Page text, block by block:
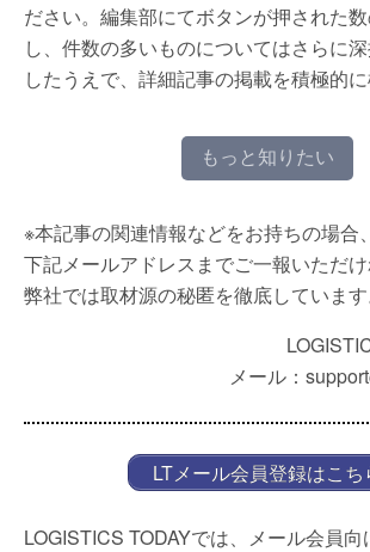
ださい。編集部にてボタンが押された
し、件数の多いものについてはさらに
したうえで、詳細記事の掲載を積極的に
もっと知りたい
※本記事の関連情報などをお持ちの場合
下記メールアドレスまでご一報いただけ
弊社では取材源の秘匿を徹底しています
メール：
LTメール会員登録はこち
LOGISTICS TODAYでは、メール会員